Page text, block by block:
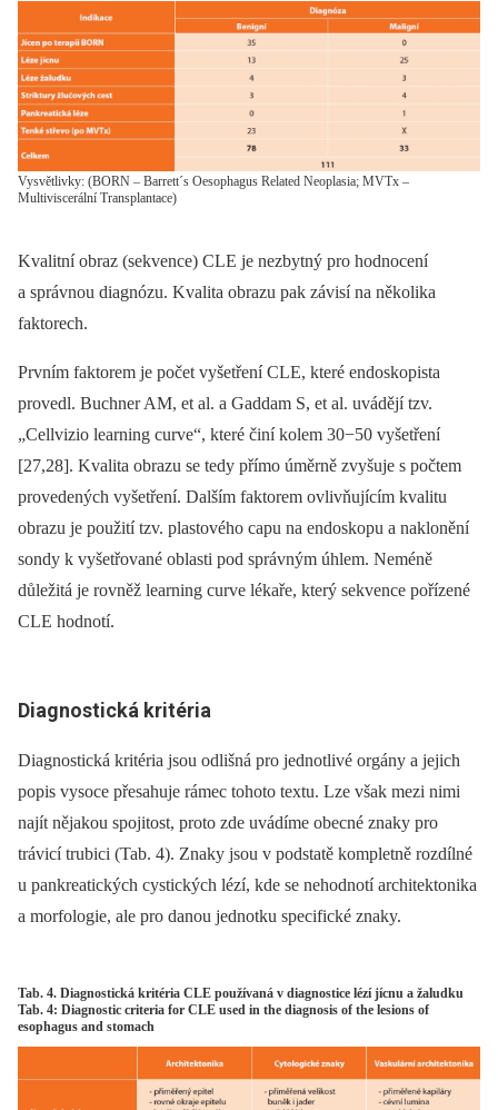
Vysvětlivky: (BORN – Barrett´s Oesophagus Related Neoplasia; MVTx –
Multiviscerální Transplantace)
Kvalitní obraz (sekvence) CLE je nezbytný pro hodnocení
a správnou diagnózu. Kvalita obrazu pak závisí na několika
faktorech.
Prvním faktorem je počet vyšetření CLE, které endoskopista
provedl. Buchner AM, et al. a Gaddam S, et al. uvádějí tzv.
„Cellvizio learning curve“, které činí kolem 30−50 vyšetření
[27,28]. Kvalita obrazu se tedy přímo úměrně zvyšuje s počtem
provedených vyšetření. Dalším faktorem ovlivňujícím kvalitu
obrazu je použití tzv. plastového capu na endoskopu a naklonění
sondy k vyšetřované oblasti pod správným úhlem. Neméně
důležitá je rovněž learning curve lékaře, který sekvence pořízené
CLE hodnotí.
Diagnostická kritéria
Diagnostická kritéria jsou odlišná pro jednotlivé orgány a jejich
popis vysoce přesahuje rámec tohoto textu. Lze však mezi nimi
najít nějakou spojitost, proto zde uvádíme obecné znaky pro
trávicí trubici (Tab. 4). Znaky jsou v podstatě kompletně rozdílné
u pankreatických cystických lézí, kde se nehodnotí architektonika
a morfologie, ale pro danou jednotku specifické znaky.
Tab. 4. Diagnostická kritéria CLE používaná v diagnostice lézí jícnu a žaludku
Tab. 4: Diagnostic criteria for CLE used in the diagnosis of the lesions of
esophagus and stomach